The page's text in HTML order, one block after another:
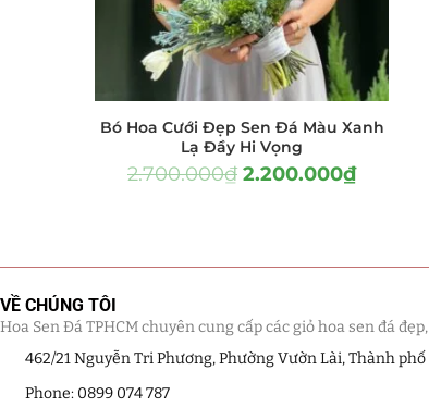
(132)
Lũa Hồ Điệp Sen Đá
(91)
Tiểu Cảnh Lan Sen Đá (63)
Hoa Ngày Lễ 8/3 (38)
Hoa Tặng 14/2 (16)
Quà Noel - Quà Giáng Sinh
(41)
Bó Hoa Cưới Đẹp Sen Đá Màu Xanh
Lạ Đầy Hi Vọng
2.700.000₫ 2.200.000₫
VỀ CHÚNG TÔI
Hoa Sen Đá TPHCM chuyên cung cấp các giỏ hoa sen đá
462/21 Nguyễn Tri Phương, Phường Vườn Lài, Thành
Phone: 0899 074 787